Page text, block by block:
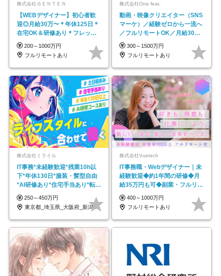
株式会社ＧＥＮＴＥＮ
【WEBデザイナー】初⼼者歓
迎◎⽉給30万〜＊年休125⽇＊
在宅OK＆研修あり＊フレック
ス
200～1000万円
フルリモートあり
株式会社One feat.
動画・映像クリエイター（SNS
マーケ）／経験ゼロから一流へ
／フルリモートOK／月給30万
円～／年休130日以上
300～1500万円
フルリモートあり
株式会社ミライル
IT事務*未経験歓迎*残業10h以
下*年休130日*服装・髪型自由
*AI研修あり*住宅手当あり*転勤
なし
250～450万円
東京都_埼玉県_大阪府_新潟県_福岡県
株式会社Vuetech
IT事務職・Webデザイナー｜未
経験歓迎◆約1年間の研修◆月
給35万円も可◆副業・フルリモ
ート可◆年休126日
400～1000万円
フルリモートあり